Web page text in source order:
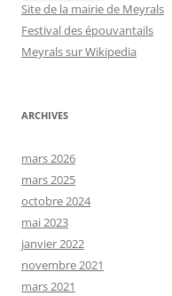
Site de la mairie de Meyrals
Festival des épouvantails
Meyrals sur Wikipedia
ARCHIVES
mars 2026
mars 2025
octobre 2024
mai 2023
janvier 2022
novembre 2021
mars 2021